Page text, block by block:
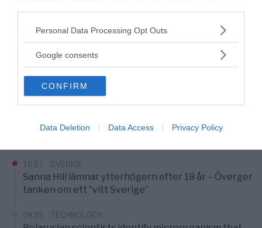
Please note that this website/app uses one or more Google
not limited to your visit or usage behaviour. You may click to
use your data for below specified purposes in below Google
consent section.
Personal Data Processing Opt Outs
Google consents
CONFIRM
Data Deletion Data Access Privacy Policy
Senaste nytt
10:51 SVERIGE
Sanna Hill lämnar ytterhögern efter 18 år – Överger
tanken om ett ”vitt Sverige”
09:35 TECHNOLOGY